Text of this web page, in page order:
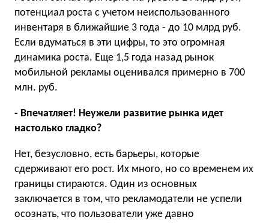
потенциал роста с учетом неиспользованного
инвентаря в ближайшие 3 года - до 10 млрд руб.
Если вдуматься в эти цифры, то это огромная
динамика роста. Еще 1,5 года назад рынок
мобильной рекламы оценивался примерно в 700
млн. руб.
- Впечатляет! Неужели развитие рынка идет
настолько гладко?
Нет, безусловно, есть барьеры, которые
сдерживают его рост. Их много, но со временем их
границы стираются. Один из основных
заключается в том, что рекламодатели не успели
осознать, что пользователи уже давно